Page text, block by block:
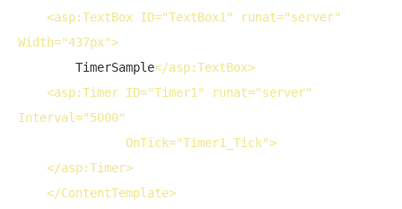
<asp:TextBox ID="TextBox1" runat
Width="437px">
        TimerSample
</asp:TextBox>
<asp:Timer ID="Timer1" runat
Interval="5000"
OnTick="Timer1_Tick">
</asp:Timer>
</ContentTemplate>